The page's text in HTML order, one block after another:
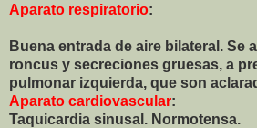
Aparato respiratorio:
Buena entrada de aire bilateral. Se
roncus y secreciones gruesas, a
pulmonar izquierda, que son
Aparato cardiovascular:
Taquicardia sinusal. Normotensa.